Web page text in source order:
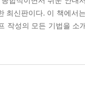
신판이다. 이 책에서
작성의 모든 기법을 소